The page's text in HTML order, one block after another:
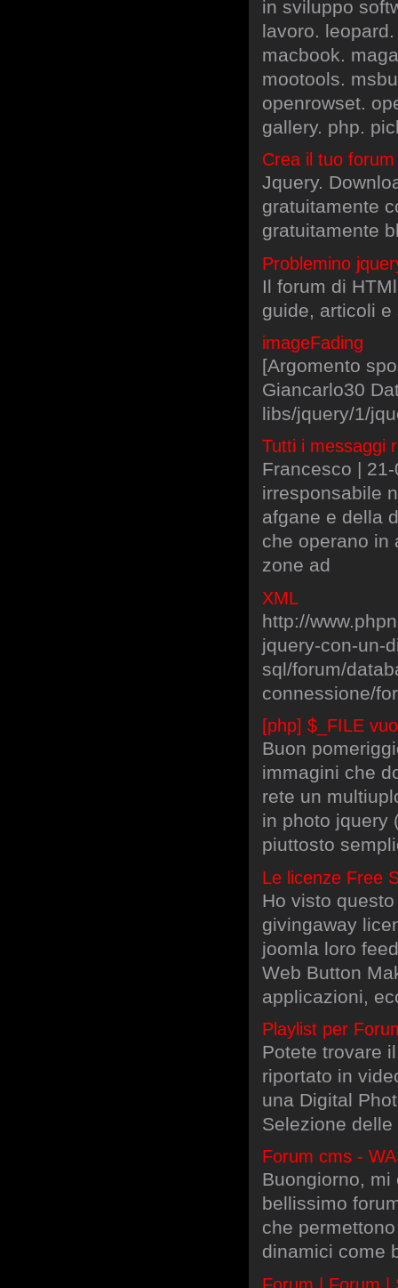
in sviluppo
lavoro.
macbook.
mootools.
openrowset.
gallery. php.
Crea il tuo
Jquery.
gratuitamente
gratuitamente
Problemino
Il forum di
guide, articoli
imageFading
[Argomento
Giancarlo30
libs/jquery/1/
Tutti i messaggi
Francesco |
irresponsabile
afgane e della
che operano in
zone ad
XML
http://
jquery-con-un-
sql/forum/
connessione/
[php] $_FILE
Buon
immagini che
rete un
in photo jquery
piuttosto
Le licenze Free
Ho visto
givingaway
joomla loro
Web Button
applicazioni,
Playlist per
Potete trovare
riportato in
una Digital
Selezione
Forum cms -
Buongiorno,
bellissimo
che
dinamici come